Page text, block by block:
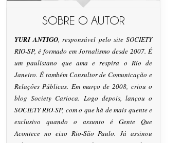
SOBRE O AUTOR
YURI ANTIGO, responsável pelo site SOCIETY
RIO-SP, é formado em Jornalismo desde 2007. É
um paulistano que ama e respira o Rio de
Janeiro. É também Consultor de Comunicação e
Relações Públicas. Em março de 2008, criou o
blog Society Carioca. Logo depois, lançou o
SOCIETY RIO-SP, com o que há de mais quente e
exclusivo quando o assunto é Gente Que
Acontece no eixo Rio-São Paulo. Já assinou